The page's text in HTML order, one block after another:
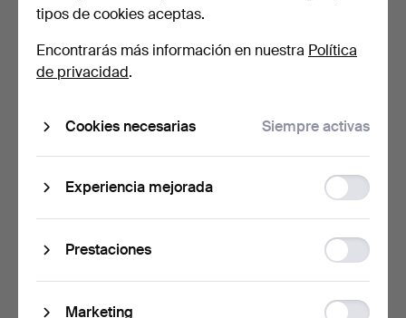
Aug. Merten, Solinge…
6 días
marina, F.W HÖLLER, A…
tipos de cookies aceptas.
Encontrarás más información en nuestra Política
de privacidad.
Cookies necesarias Siempre activas
Experiencia mejorada
storage
Prestaciones
storage
Marketing
Ad